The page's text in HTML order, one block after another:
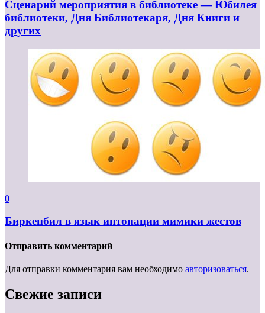
Сценарий мероприятия в библиотеке — Юбилея
библиотеки, Дня Библиотекаря, Дня Книги и
других
0
Биркенбил в язык интонации мимики жестов
Отправить комментарий
Для отправки комментария вам необходимо авторизоваться.
Свежие записи